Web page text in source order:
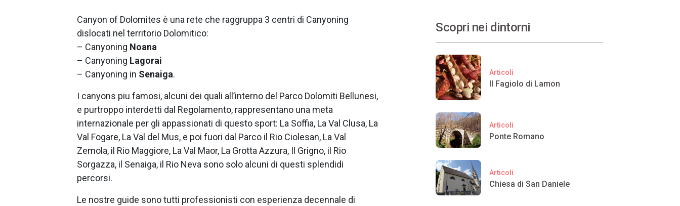
Canyon of Dolomites è una rete che raggruppa 3 centri di Canyoning
dislocati nel territorio Dolomitico:
– Canyoning Noana
– Canyoning Lagorai
– Canyoning in Senaiga.
I canyons piu famosi, alcuni dei quali all’interno del Parco Dolomiti Bellunesi,
e purtroppo interdetti dal Regolamento, rappresentano una meta
internazionale per gli appassionati di questo sport: La Soffia, La Val Clusa, La
Val Fogare, La Val del Mus, e poi fuori dal Parco il Rio Ciolesan, La Val
Zemola, il Rio Maggiore, La Val Maor, La Grotta Azzura, Il Grigno, il Rio
Sorgazza, il Senaiga, il Rio Neva sono solo alcuni di questi splendidi
percorsi.
Le nostre guide sono tutti professionisti con esperienza decennale di
Scopri nei dintorni
Articoli
Il Fagiolo di Lamon
Articoli
Ponte Romano
Articoli
Chiesa di San Daniele